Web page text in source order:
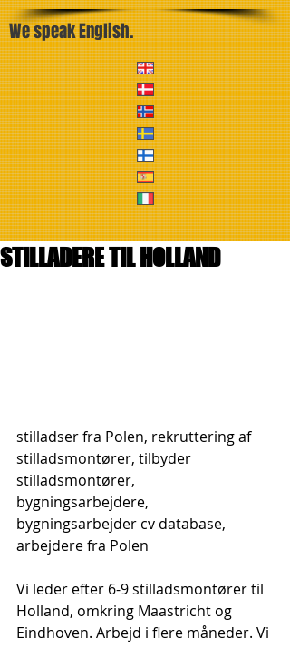
We speak English.
STILLADERE TIL HOLLAND
stilladser fra Polen, rekruttering af
stilladsmontører, tilbyder
stilladsmontører,
bygningsarbejdere,
bygningsarbejder cv database,
arbejdere fra Polen
Vi leder efter 6-9 stilladsmontører til
Holland, omkring Maastricht og
Eindhoven. Arbejd i flere måneder. Vi